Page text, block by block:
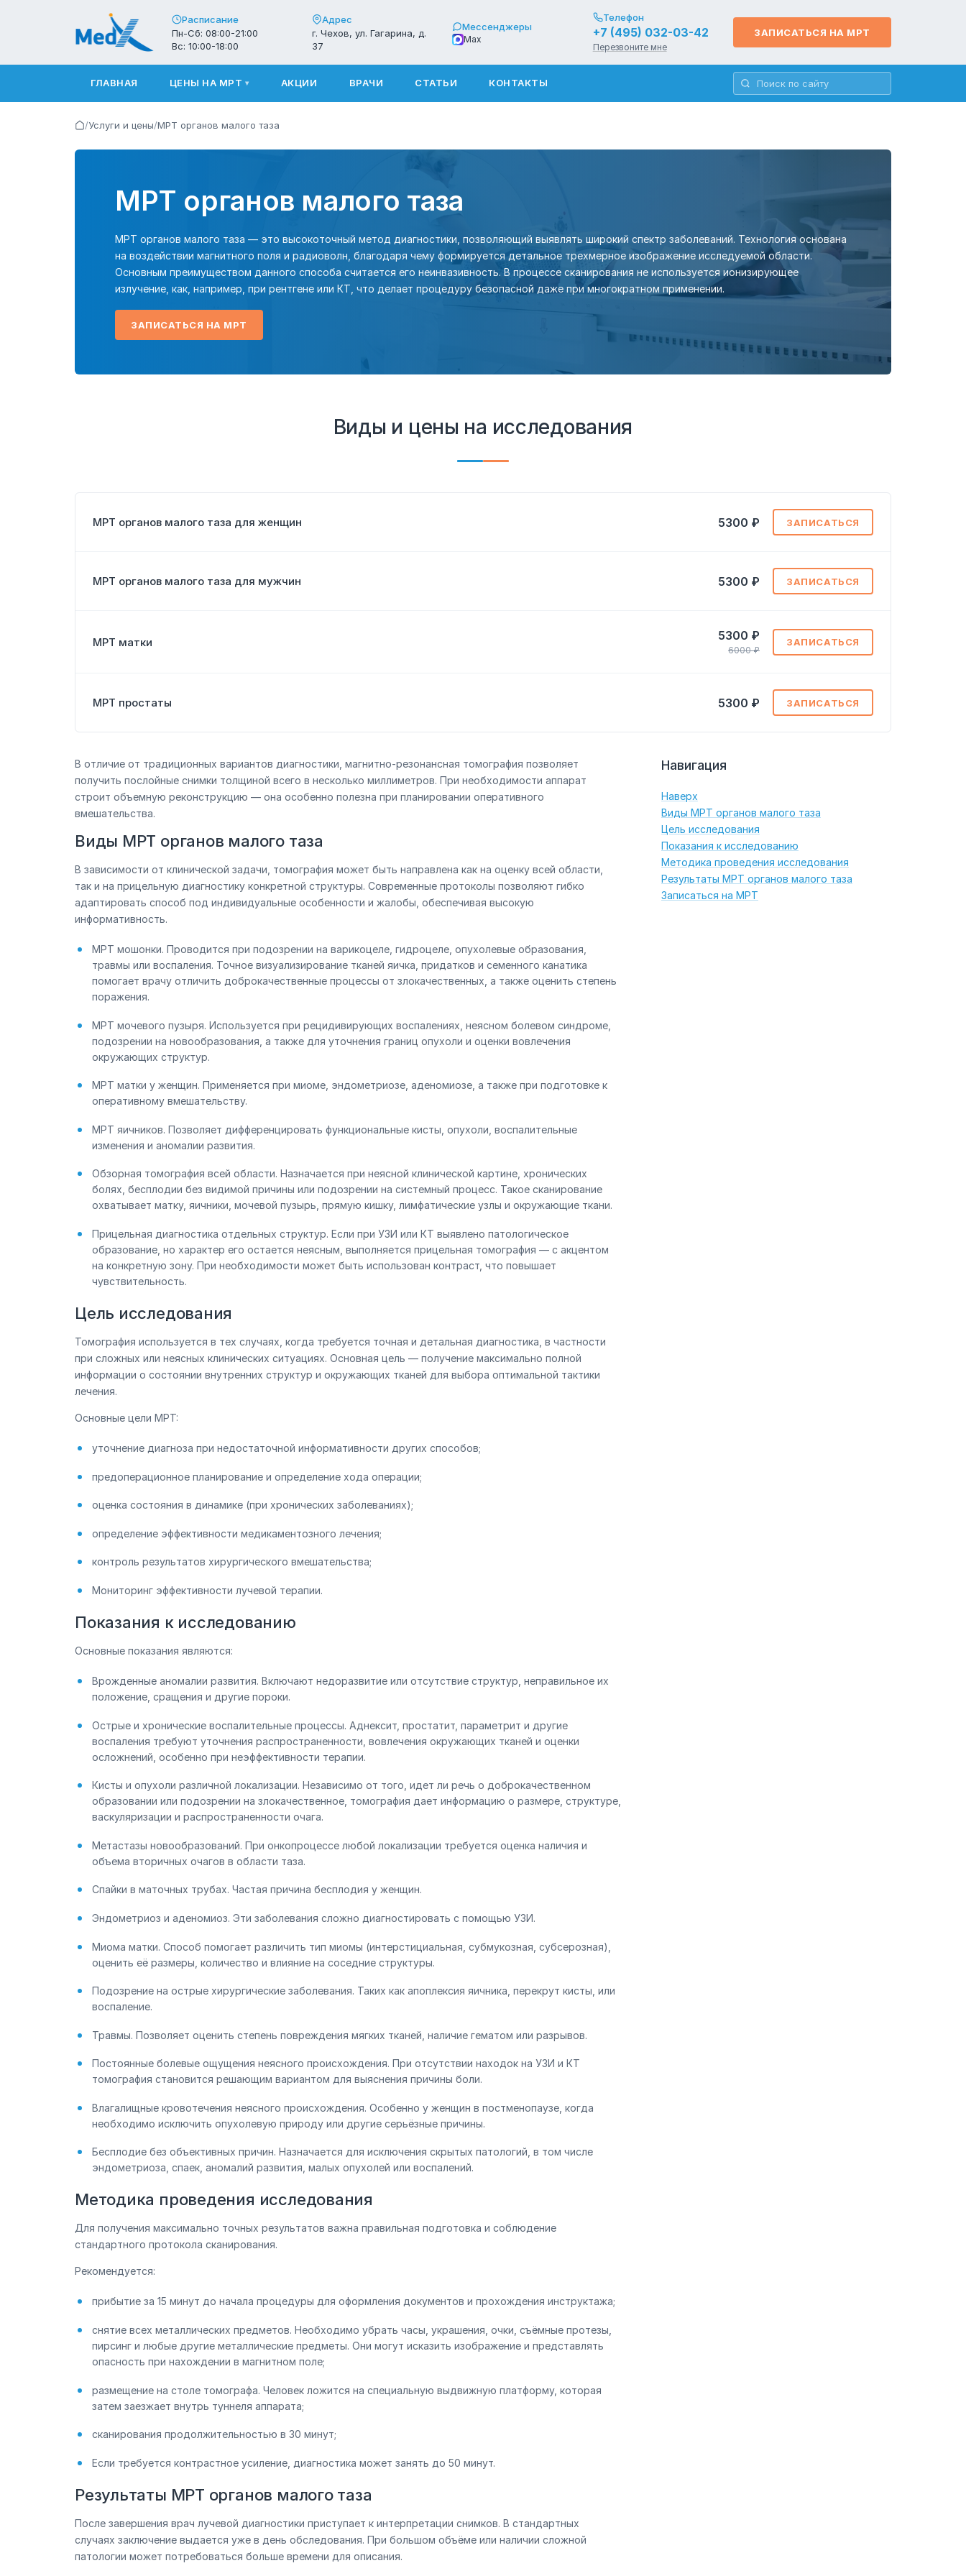
Расписание
Пн-Сб: 08:00-21:00
Вс: 10:00-18:00
Адрес
г. Чехов, ул. Гагарина, д.
37
Мессенджеры
Max
Телефон
+7 (495) 032-03-42
Перезвоните мне
ЗАПИСАТЬСЯ НА МРТ
ГЛАВНАЯ ЦЕНЫ НА МРТ ▾ АКЦИИ ВРАЧИ СТАТЬИ КОНТАКТЫ
/Услуги и цены/МРТ органов малого таза
МРТ органов малого таза
МРТ органов малого таза — это высокоточный метод диагностики, позволяющий выявлять широкий спектр заболеваний. Технология основана
на воздействии магнитного поля и радиоволн, благодаря чему формируется детальное трехмерное изображение исследуемой области.
Основным преимуществом данного способа считается его неинвазивность. В процессе сканирования не используется ионизирующее
излучение, как, например, при рентгене или КТ, что делает процедуру безопасной даже при многократном применении.
ЗАПИСАТЬСЯ НА МРТ
Виды и цены на исследования
МРТ органов малого таза для женщин 5300 ₽ ЗАПИСАТЬСЯ
МРТ органов малого таза для мужчин 5300 ₽ ЗАПИСАТЬСЯ
МРТ матки 5300 ₽
6000 ₽
ЗАПИСАТЬСЯ
МРТ простаты 5300 ₽ ЗАПИСАТЬСЯ
В отличие от традиционных вариантов диагностики, магнитно-резонансная томография позволяет
получить послойные снимки толщиной всего в несколько миллиметров. При необходимости аппарат
строит объемную реконструкцию — она особенно полезна при планировании оперативного
вмешательства.
Виды МРТ органов малого таза
В зависимости от клинической задачи, томография может быть направлена как на оценку всей области,
так и на прицельную диагностику конкретной структуры. Современные протоколы позволяют гибко
адаптировать способ под индивидуальные особенности и жалобы, обеспечивая высокую
информативность.
МРТ мошонки. Проводится при подозрении на варикоцеле, гидроцеле, опухолевые образования,
травмы или воспаления. Точное визуализирование тканей яичка, придатков и семенного канатика
помогает врачу отличить доброкачественные процессы от злокачественных, а также оценить степень
поражения.
МРТ мочевого пузыря. Используется при рецидивирующих воспалениях, неясном болевом синдроме,
подозрении на новообразования, а также для уточнения границ опухоли и оценки вовлечения
окружающих структур.
МРТ матки у женщин. Применяется при миоме, эндометриозе, аденомиозе, а также при подготовке к
оперативному вмешательству.
МРТ яичников. Позволяет дифференцировать функциональные кисты, опухоли, воспалительные
изменения и аномалии развития.
Обзорная томография всей области. Назначается при неясной клинической картине, хронических
болях, бесплодии без видимой причины или подозрении на системный процесс. Такое сканирование
охватывает матку, яичники, мочевой пузырь, прямую кишку, лимфатические узлы и окружающие ткани.
Прицельная диагностика отдельных структур. Если при УЗИ или КТ выявлено патологическое
образование, но характер его остается неясным, выполняется прицельная томография — с акцентом
на конкретную зону. При необходимости может быть использован контраст, что повышает
чувствительность.
Цель исследования
Томография используется в тех случаях, когда требуется точная и детальная диагностика, в частности
при сложных или неясных клинических ситуациях. Основная цель — получение максимально полной
информации о состоянии внутренних структур и окружающих тканей для выбора оптимальной тактики
лечения.
Основные цели МРТ:
уточнение диагноза при недостаточной информативности других способов;
предоперационное планирование и определение хода операции;
оценка состояния в динамике (при хронических заболеваниях);
определение эффективности медикаментозного лечения;
контроль результатов хирургического вмешательства;
Мониторинг эффективности лучевой терапии.
Показания к исследованию
Основные показания являются:
Врожденные аномалии развития. Включают недоразвитие или отсутствие структур, неправильное их
положение, сращения и другие пороки.
Острые и хронические воспалительные процессы. Аднексит, простатит, параметрит и другие
воспаления требуют уточнения распространенности, вовлечения окружающих тканей и оценки
осложнений, особенно при неэффективности терапии.
Кисты и опухоли различной локализации. Независимо от того, идет ли речь о доброкачественном
образовании или подозрении на злокачественное, томография дает информацию о размере, структуре,
васкуляризации и распространенности очага.
Метастазы новообразований. При онкопроцессе любой локализации требуется оценка наличия и
объема вторичных очагов в области таза.
Спайки в маточных трубах. Частая причина бесплодия у женщин.
Эндометриоз и аденомиоз. Эти заболевания сложно диагностировать с помощью УЗИ.
Миома матки. Способ помогает различить тип миомы (интерстициальная, субмукозная, субсерозная),
оценить её размеры, количество и влияние на соседние структуры.
Подозрение на острые хирургические заболевания. Таких как апоплексия яичника, перекрут кисты, или
воспаление.
Травмы. Позволяет оценить степень повреждения мягких тканей, наличие гематом или разрывов.
Постоянные болевые ощущения неясного происхождения. При отсутствии находок на УЗИ и КТ
томография становится решающим вариантом для выяснения причины боли.
Влагалищные кровотечения неясного происхождения. Особенно у женщин в постменопаузе, когда
необходимо исключить опухолевую природу или другие серьёзные причины.
Бесплодие без объективных причин. Назначается для исключения скрытых патологий, в том числе
эндометриоза, спаек, аномалий развития, малых опухолей или воспалений.
Методика проведения исследования
Для получения максимально точных результатов важна правильная подготовка и соблюдение
стандартного протокола сканирования.
Рекомендуется:
прибытие за 15 минут до начала процедуры для оформления документов и прохождения инструктажа;
снятие всех металлических предметов. Необходимо убрать часы, украшения, очки, съёмные протезы,
пирсинг и любые другие металлические предметы. Они могут исказить изображение и представлять
опасность при нахождении в магнитном поле;
размещение на столе томографа. Человек ложится на специальную выдвижную платформу, которая
затем заезжает внутрь туннеля аппарата;
сканирования продолжительностью в 30 минут;
Если требуется контрастное усиление, диагностика может занять до 50 минут.
Результаты МРТ органов малого таза
После завершения врач лучевой диагностики приступает к интерпретации снимков. В стандартных
случаях заключение выдается уже в день обследования. При большом объёме или наличии сложной
патологии может потребоваться больше времени для описания.
Навигация
Наверх
Виды МРТ органов малого таза
Цель исследования
Показания к исследованию
Методика проведения исследования
Результаты МРТ органов малого таза
Записаться на МРТ